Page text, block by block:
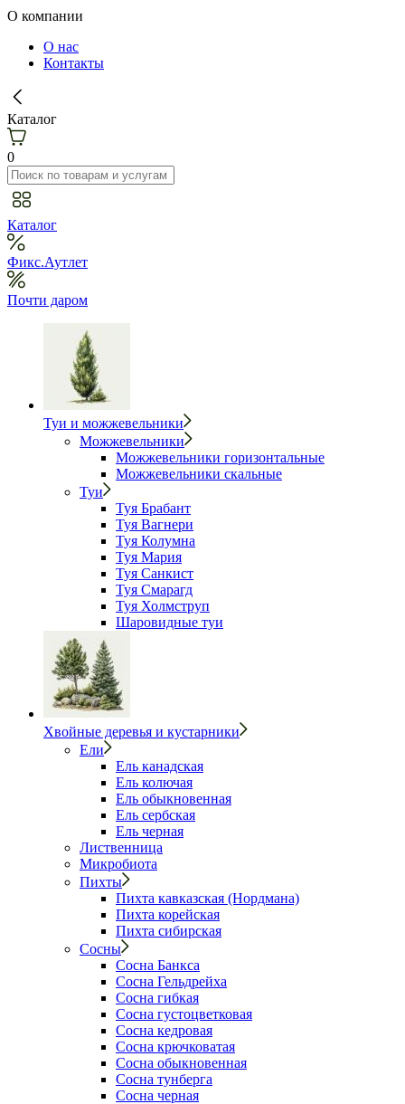
О компании
О нас
Контакты
Каталог
0
Каталог
Фикс.Аутлет
Почти даром
Туи и можжевельники
Можжевельники
Можжевельники горизонтальные
Можжевельники скальные
Туи
Туя Брабант
Туя Вагнери
Туя Колумна
Туя Мария
Туя Санкист
Туя Смарагд
Туя Холмструп
Шаровидные туи
Хвойные деревья и кустарники
Ели
Ель канадская
Ель колючая
Ель обыкновенная
Ель сербская
Ель черная
Лиственница
Микробиота
Пихты
Пихта кавказская (Нордмана)
Пихта корейская
Пихта сибирская
Сосны
Сосна Банкса
Сосна Гельдрейха
Сосна гибкая
Сосна густоцветковая
Сосна кедровая
Сосна крючковатая
Сосна обыкновенная
Сосна тунберга
Сосна черная